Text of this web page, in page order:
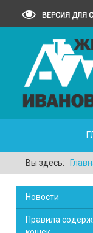
ВЕРСИЯ ДЛЯ
Вы здесь:
Новости
Правила